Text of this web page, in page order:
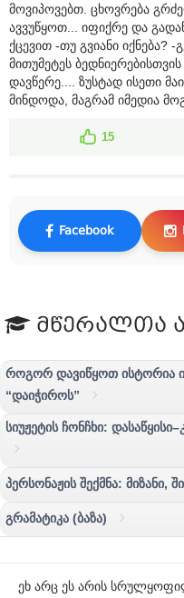
მოვიპოვებთ. ცხოვრება
ავვუწყოთ... იფიქრე და
ქცევით -თუ გვიანი იქნება?
მითუმეტეს
დავწერე.... ზუსტად ისეთი
მინდოდა, მაგრამ იმედია
15
Facebook
მწერალთა
როგორ დავიწყოთ ისტორია
“დაიჭიროს”
სიუჟეტის ჩონჩხი:
პერსონაჟის შექმნა: მიზანი,
გრამატიკა (ბაზა)
ეხ არც ეს არის